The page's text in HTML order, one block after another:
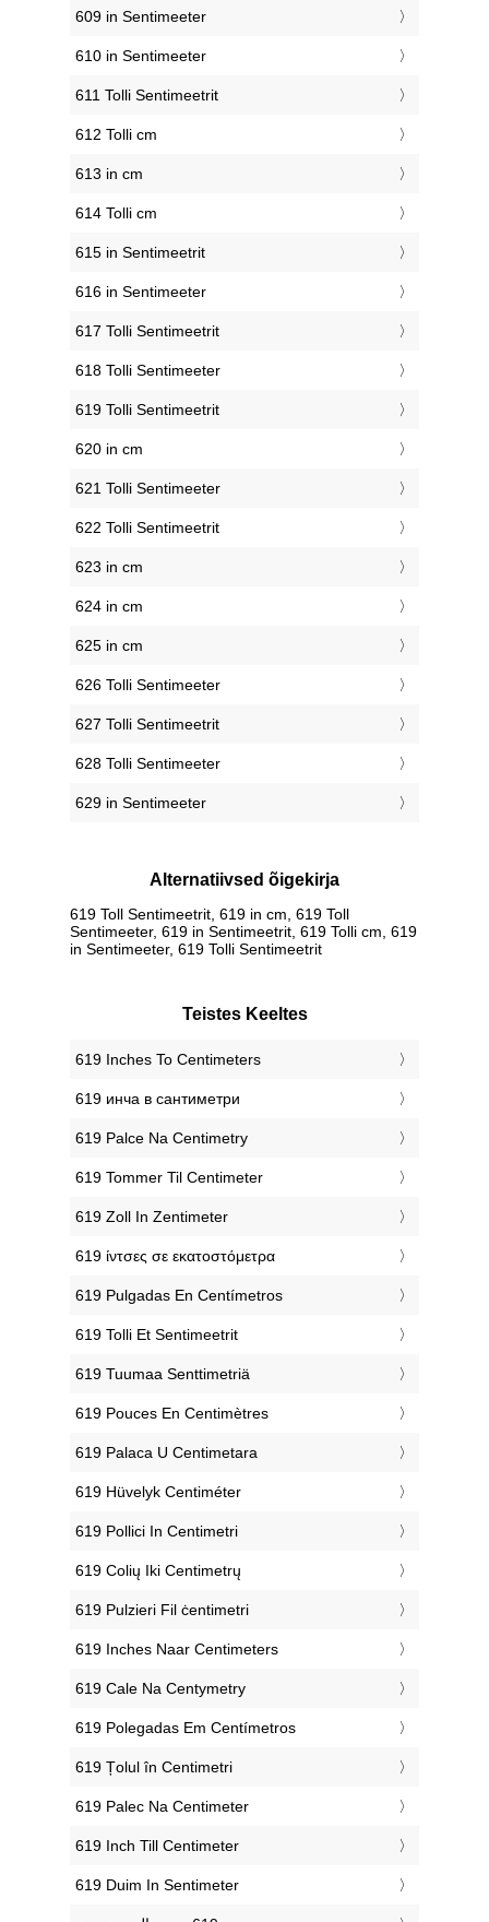
609 in Sentimeeter
610 in Sentimeeter
611 Tolli Sentimeetrit
612 Tolli cm
613 in cm
614 Tolli cm
615 in Sentimeetrit
616 in Sentimeeter
617 Tolli Sentimeetrit
618 Tolli Sentimeeter
619 Tolli Sentimeetrit
620 in cm
621 Tolli Sentimeeter
622 Tolli Sentimeetrit
623 in cm
624 in cm
625 in cm
626 Tolli Sentimeeter
627 Tolli Sentimeetrit
628 Tolli Sentimeeter
629 in Sentimeeter
Alternatiivsed õigekirja
619 Toll Sentimeetrit, 619 in cm, 619 Toll
Sentimeeter, 619 in Sentimeetrit, 619 Tolli cm, 619
in Sentimeeter, 619 Tolli Sentimeetrit
Teistes Keeltes
‎619 Inches To Centimeters
‎619 инча в сантиметри
‎619 Palce Na Centimetry
‎619 Tommer Til Centimeter
‎619 Zoll In Zentimeter
‎619 ίντσες σε εκατοστόμετρα
‎619 Pulgadas En Centímetros
‎619 Tolli Et Sentimeetrit
‎619 Tuumaa Senttimetriä
‎619 Pouces En Centimètres
‎619 Palaca U Centimetara
‎619 Hüvelyk Centiméter
‎619 Pollici In Centimetri
‎619 Colių Iki Centimetrų
‎619 Pulzieri Fil ċentimetri
‎619 Inches Naar Centimeters
‎619 Cale Na Centymetry
‎619 Polegadas Em Centímetros
‎619 Țolul în Centimetri
‎619 Palec Na Centimeter
‎619 Inch Till Centimeter
‎619 Duim In Sentimeter